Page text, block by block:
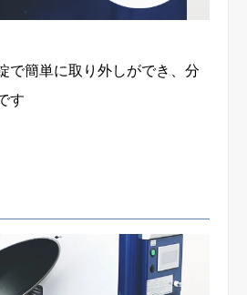
で簡単に取り外しができ、分
す